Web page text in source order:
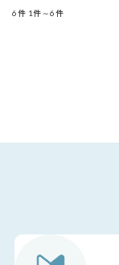
6件 1件～6件